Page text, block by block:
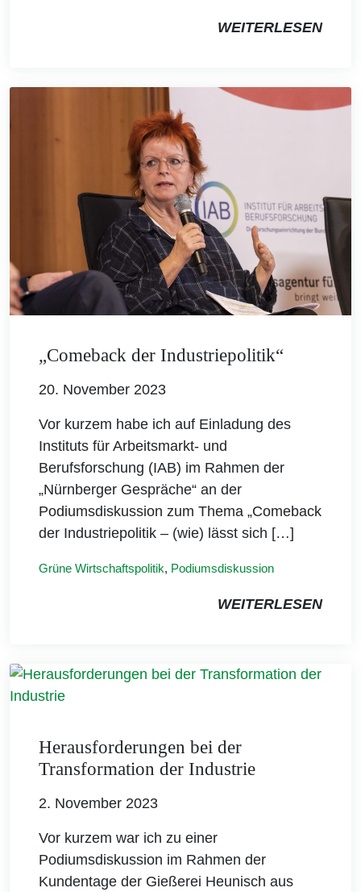
WEITERLESEN
„Comeback der Industriepolitik“
20. November 2023
Vor kurzem habe ich auf Einladung des
Instituts für Arbeitsmarkt- und
Berufsforschung (IAB) im Rahmen der
„Nürnberger Gespräche“ an der
Podiumsdiskussion zum Thema „Comeback
der Industriepolitik – (wie) lässt sich […]
Grüne Wirtschaftspolitik, Podiumsdiskussion
WEITERLESEN
Herausforderungen bei der
Transformation der Industrie
2. November 2023
Vor kurzem war ich zu einer
Podiumsdiskussion im Rahmen der
Kundentage der Gießerei Heunisch aus